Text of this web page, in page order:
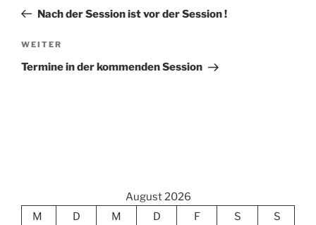
Beitrag
Nach der Session ist vor der Session !
Nächster
Beitrag
WEITER
Termine in der kommenden Session
August 2026
M
D M D F S
S